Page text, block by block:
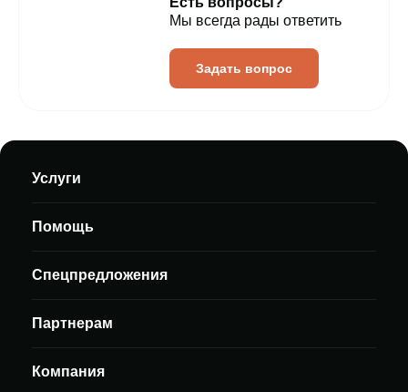
Мы всегда рады ответить
Задать вопрос
Услуги
Помощь
Спецпредложения
Партнерам
Компания